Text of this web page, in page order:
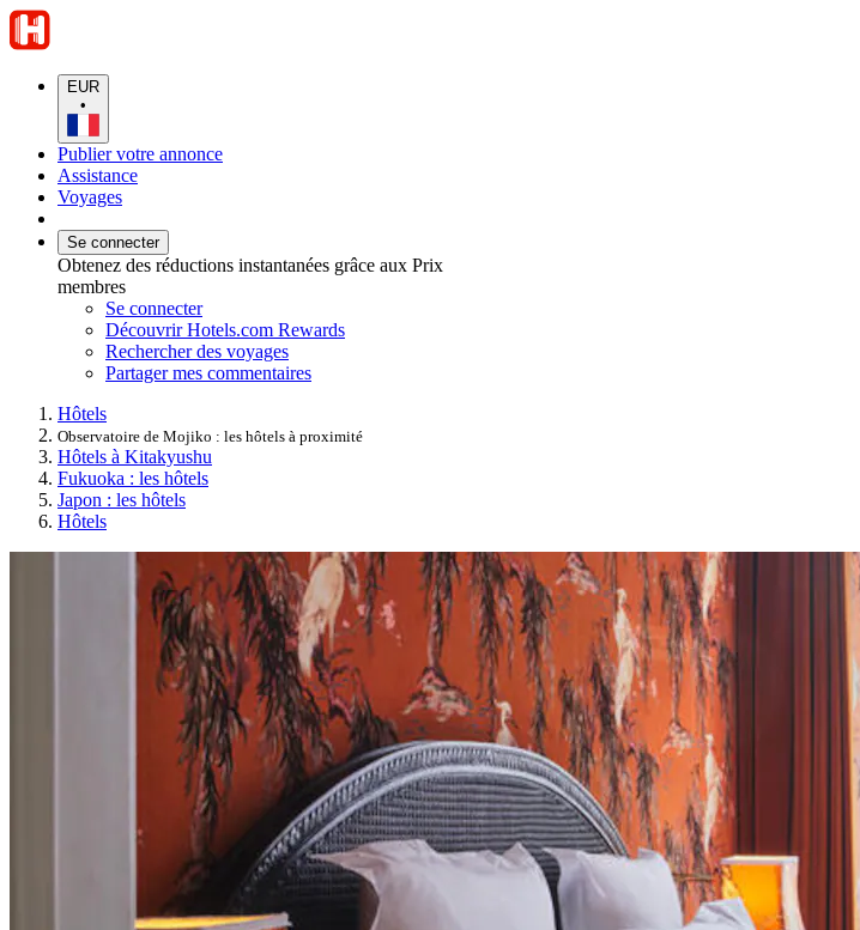
EUR
•
Publier votre annonce
Assistance
Voyages
Se connecter
Obtenez des réductions instantanées grâce aux Prix
membres
Se connecter
Découvrir Hotels.com Rewards
Rechercher des voyages
Partager mes commentaires
Hôtels
Observatoire de Mojiko : les hôtels à proximité
Hôtels à Kitakyushu
Fukuoka : les hôtels
Japon : les hôtels
Hôtels